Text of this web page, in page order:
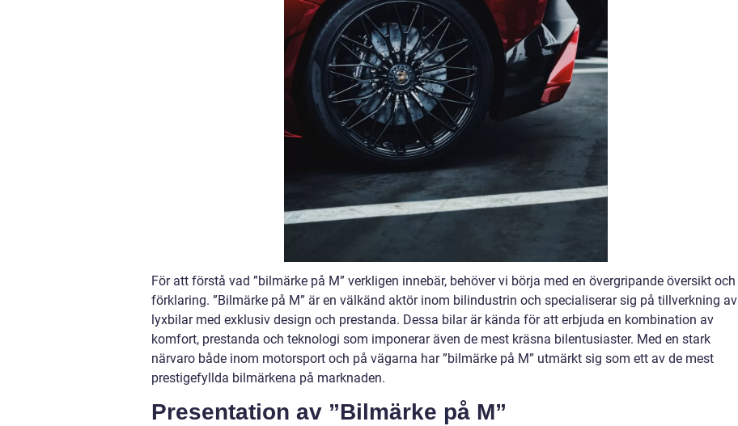
För att förstå vad ”bilmärke på M” verkligen innebär, behöver vi börja med en övergripande översikt och
förklaring. ”Bilmärke på M” är en välkänd aktör inom bilindustrin och specialiserar sig på tillverkning av
lyxbilar med exklusiv design och prestanda. Dessa bilar är kända för att erbjuda en kombination av
komfort, prestanda och teknologi som imponerar även de mest kräsna bilentusiaster. Med en stark
närvaro både inom motorsport och på vägarna har ”bilmärke på M” utmärkt sig som ett av de mest
prestigefyllda bilmärkena på marknaden.
Presentation av ”Bilmärke på M”